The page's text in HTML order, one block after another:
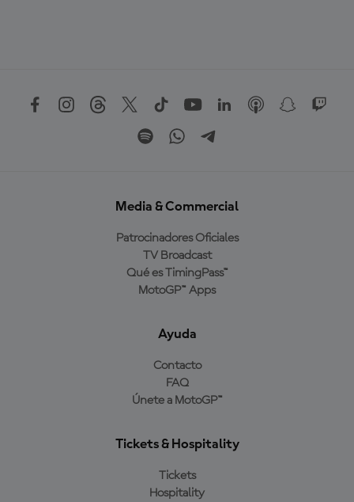
Media & Commercial
Patrocinadores Oficiales
TV Broadcast
Qué es TimingPass™
MotoGP™ Apps
Ayuda
Contacto
FAQ
Únete a MotoGP™
Tickets & Hospitality
Tickets
Hospitality